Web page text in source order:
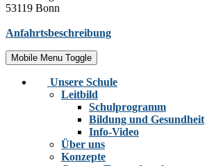
53119 Bonn
Anfahrtsbeschreibung
Mobile Menu Toggle
Unsere Schule
Leitbild
Schulprogramm
Bildung und Gesundheit
Info-Video
Über uns
Konzepte